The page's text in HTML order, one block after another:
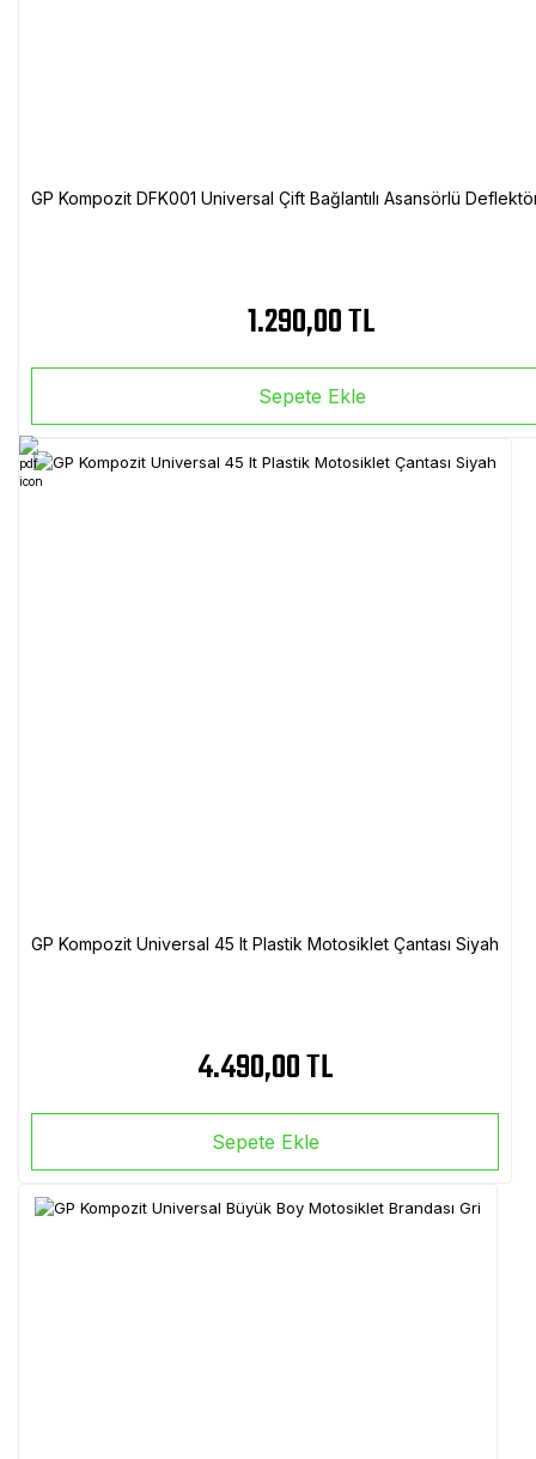
GP Kompozit DFK001 Universal Çift Bağlantılı Asansörlü
1.290,00 TL
Sepete Ekle
GP Kompozit Universal 45 lt Plastik Motosiklet Çantası Siyah
4.490,00 TL
Sepete Ekle